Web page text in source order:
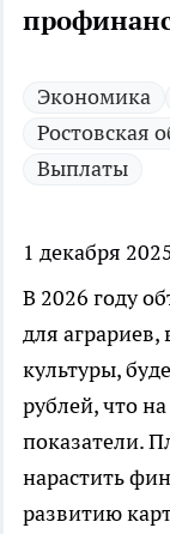
Экономика
Ростовская
Выплаты
1 декабря
В 2026 году
для
культуры,
рублей, что
показатели.
нарастить
развитию